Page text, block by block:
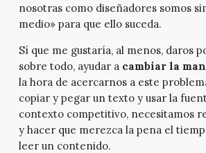
nosotras como diseñadores somos
medio» para que ello suceda.
Sí que me gustaría, al menos, daros
sobre todo, ayudar a cambiar la
la hora de acercarnos a este
copiar y pegar un texto y usar la
contexto competitivo, necesitamos
y hacer que merezca la pena el
leer un contenido.